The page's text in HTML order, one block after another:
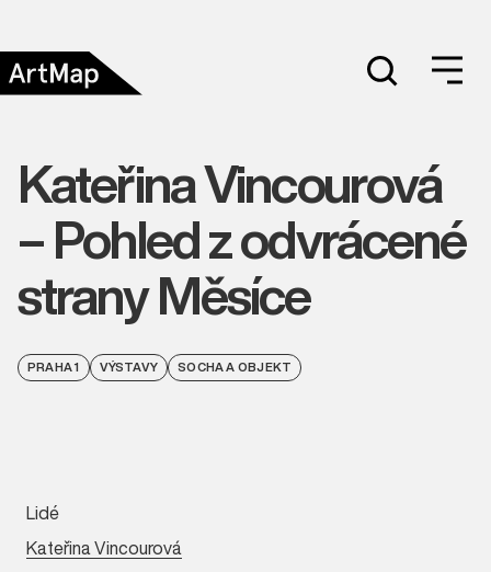
Kateřina Vincourová
– Pohled z odvrácené
strany Měsíce
PRAHA 1 VÝSTAVY SOCHA A OBJEKT
Lidé
Kateřina Vincourová